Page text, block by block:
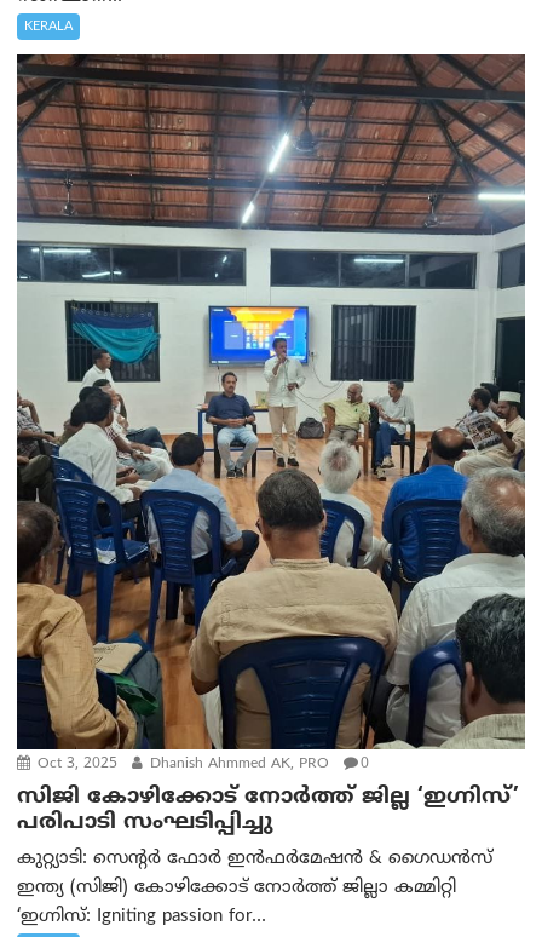
KERALA
Oct 3, 2025 Dhanish Ahmmed AK, PRO 0
സിജി കോഴിക്കോട് നോർത്ത് ജില്ല ‘ഇഗ്നിസ്’
പരിപാടി സംഘടിപ്പിച്ചു
കുറ്റ്യാടി: സെന്റർ ഫോർ ഇൻഫർമേഷൻ & ഗൈഡൻസ്
ഇന്ത്യ (സിജി) കോഴിക്കോട് നോർത്ത് ജില്ലാ കമ്മിറ്റി
‘ഇഗ്നിസ്: Igniting passion for...